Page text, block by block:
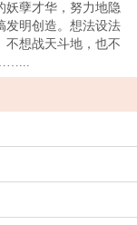
妖孽才华，努力地隐
发明创造。想法设法
不想战天斗地，也不
……...